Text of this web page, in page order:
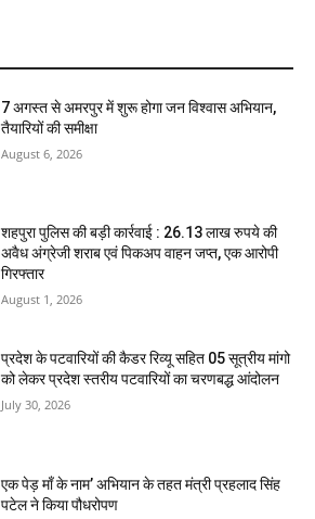
7 अगस्त से अमरपुर में शुरू होगा जन विश्वास अभियान,
तैयारियों की समीक्षा
August 6, 2026
शहपुरा पुलिस की बड़ी कार्रवाई : 26.13 लाख रुपये की
अवैध अंग्रेजी शराब एवं पिकअप वाहन जप्त, एक आरोपी
गिरफ्तार
August 1, 2026
प्रदेश के पटवारियों की कैडर रिव्यू सहित 05 सूत्रीय मांगो
को लेकर प्रदेश स्तरीय पटवारियों का चरणबद्ध आंदोलन
July 30, 2026
एक पेड़ माँ के नाम’ अभियान के तहत मंत्री प्रहलाद सिंह
पटेल ने किया पौधरोपण